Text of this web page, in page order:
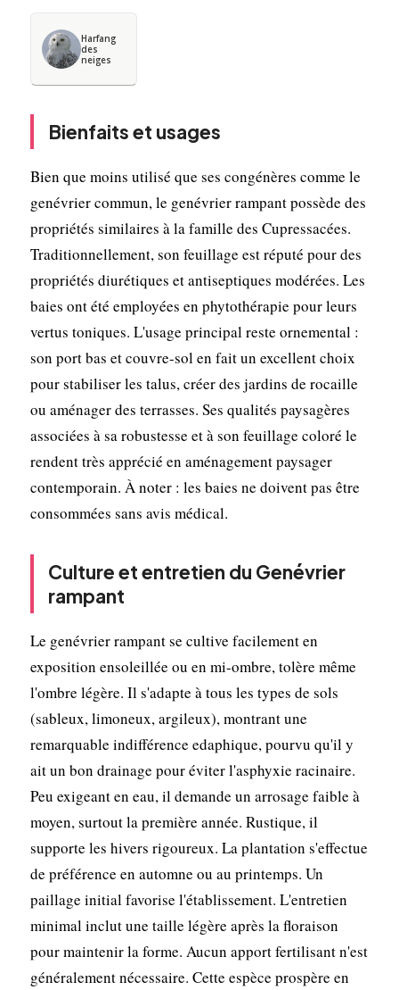
Harfang
des
neiges
Bienfaits et usages
Bien que moins utilisé que ses congénères comme le
genévrier commun, le genévrier rampant possède des
propriétés similaires à la famille des Cupressacées.
Traditionnellement, son feuillage est réputé pour des
propriétés diurétiques et antiseptiques modérées. Les
baies ont été employées en phytothérapie pour leurs
vertus toniques. L'usage principal reste ornemental :
son port bas et couvre-sol en fait un excellent choix
pour stabiliser les talus, créer des jardins de rocaille
ou aménager des terrasses. Ses qualités paysagères
associées à sa robustesse et à son feuillage coloré le
rendent très apprécié en aménagement paysager
contemporain. À noter : les baies ne doivent pas être
consommées sans avis médical.
Culture et entretien du Genévrier
rampant
Le genévrier rampant se cultive facilement en
exposition ensoleillée ou en mi-ombre, tolère même
l'ombre légère. Il s'adapte à tous les types de sols
(sableux, limoneux, argileux), montrant une
remarquable indifférence edaphique, pourvu qu'il y
ait un bon drainage pour éviter l'asphyxie racinaire.
Peu exigeant en eau, il demande un arrosage faible à
moyen, surtout la première année. Rustique, il
supporte les hivers rigoureux. La plantation s'effectue
de préférence en automne ou au printemps. Un
paillage initial favorise l'établissement. L'entretien
minimal inclut une taille légère après la floraison
pour maintenir la forme. Aucun apport fertilisant n'est
généralement nécessaire. Cette espèce prospère en